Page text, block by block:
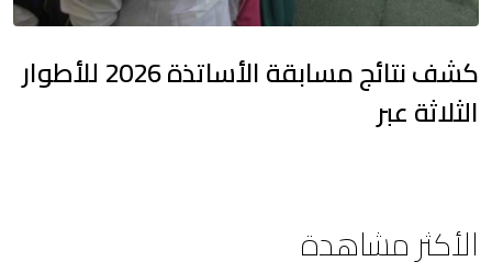
كشف نتائج مسابقة الأساتذة 2026 للأطوار
الثلاثة عبر
الأكثر مشاهدة